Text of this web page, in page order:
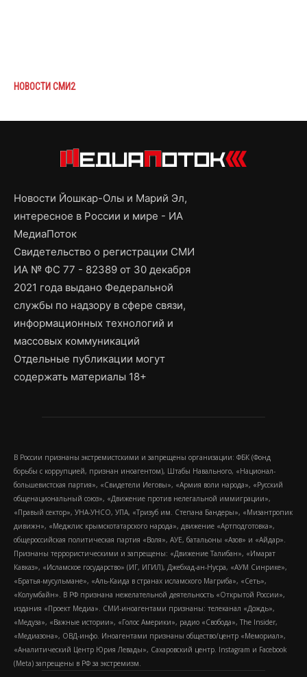
НОВОСТИ СМИ2
Новости Йошкар-Олы и Марий Эл,
интересное в России и мире - ИА
МедиаПоток
Свидетельство о регистрации СМИ
ИА № ФС 77 - 82389 от 30 декабря
2021 года выдано Федеральной
службы по надзору в сфере связи,
информационных технологий и
массовых коммуникаций
Отдельные публикации могут
содержать материалы 18+
В России признаны экстремистскими и запрещены организации: ФБК (Фонд
борьбы с коррупцией, признан иноагентом), Штабы Навального, «Национал-
большевистская партия», «Свидетели Иеговы», «Армия воли народа», «Русский
общенациональный союз», «Движение против нелегальной иммиграции»,
«Правый сектор», УНА-УНСО, УПА, «Тризуб им. Степана Бандеры», «Мизантропик
дивижн», «Меджлис крымскотатарского народа», движение «Артподготовка»,
общероссийская политическая партия «Воля», АУЕ, батальоны «Азов» и «Айдар».
Признаны террористическими и запрещены: «Движение Талибан», «Имарат
Кавказ», «Исламское государство» (ИГ, ИГИЛ), Джебхад-ан-Нусра, «АУМ Синрике»,
«Братья-мусульмане», «Аль-Каида в странах исламского Магриба», «Сеть»,
«Колумбайн». В РФ признана нежелательной деятельность «Открытой России»,
издания «Проект Медиа». СМИ-иноагентами признаны: телеканал «Дождь»,
«Медуза», «Важные истории», «Голос Америки», радио «Свобода», The Insider,
«Медиазона», ОВД-инфо. Иноагентами признаны общество/центр «Мемориал»,
«Аналитический Центр Юрия Левады», Сахаровский центр. Instagram и Facebook
(Metа) запрещены в РФ за экстремизм.